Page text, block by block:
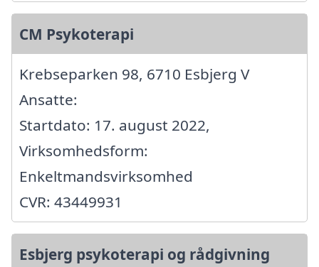
CM Psykoterapi
Krebseparken 98, 6710 Esbjerg V
Ansatte:
Startdato: 17. august 2022,
Virksomhedsform:
Enkeltmandsvirksomhed
CVR: 43449931
Esbjerg psykoterapi og rådgivning